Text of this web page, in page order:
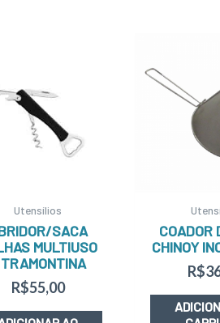
Utensílios
SACA
MULTIUSO
R$55,00
COADOR
CHINOY
R$